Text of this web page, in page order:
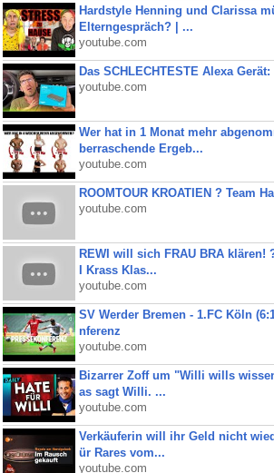
Hardstyle Henning und Clarissa
Elterngespräch? | ...
youtube.com
Das SCHLECHTESTE Alexa
youtube.com
Wer hat in 1 Monat mehr
berraschende Ergeb...
youtube.com
ROOMTOUR KROATIEN ? Team
youtube.com
REWI will sich FRAU BRA klären!
I Krass Klas...
youtube.com
SV Werder Bremen - 1.FC Köln
nferenz
youtube.com
Bizarrer Zoff um "Willi wills
as sagt Willi. ...
youtube.com
Verkäuferin will ihr Geld nicht
ür Rares vom...
youtube.com